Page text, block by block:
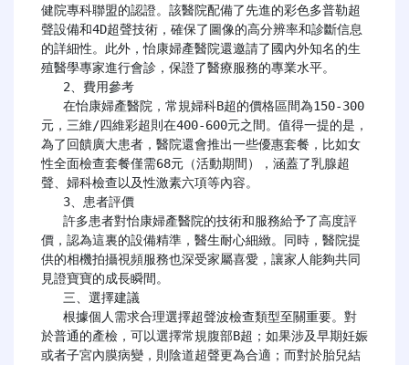
健院專科聯盟的認證。該醫院配備了先進的彩色多普勒超
聲設備和4D超聲技術，確保了圖像的高分辨率和診斷信息
的詳細性。此外，怡康婦產醫院還邀請了國內外知名的生
殖醫學專家進行會診，保證了醫療服務的專業水平。
元，三維/四維彩超則在400-600元之間。值得一提的是，
為了回饋廣大患者，醫院還會推出一些優惠套餐，比如女
性全面檢查套餐僅需68元（活動期間），涵蓋了乳腺超
聲、婦科檢查以及性激素六項等內容。
價，認為這裏的設備精準，醫生耐心細緻。同時，醫院提
供的相機拍攝視頻服務也深受家屬喜愛，讓家人能夠共同
見證寶寶的成長瞬間。
於普通的產檢，可以選擇常規腹部B超；如果涉及早期妊娠
或者子宮內膜病變，則陰道超聲更為合適；而對於胎兒結